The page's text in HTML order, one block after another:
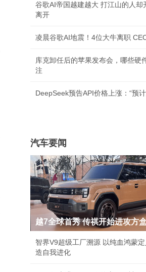
谷歌AI帝国越建越大 打江山的人却
离开
凌晨谷歌AI地震！4位大牛离职
库克卸任后的苹果发布会，哪些硬
注
DeepSeek预告API价格上涨：“预
汽车要闻
越7全球首秀 传祺开始进攻方
智界V9超级工厂溯源 以纯血鸿蒙
造自我进化